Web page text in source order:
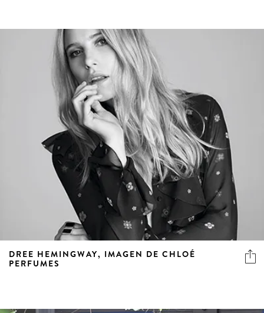
DREE HEMINGWAY, IMAGEN DE CHLOÉ
PERFUMES